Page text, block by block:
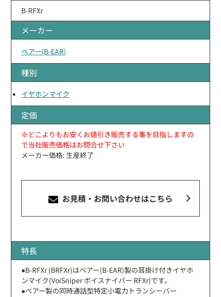
B-RFXr
メーカー
ベアー(B-EAR)
種別
イヤホンマイク
定価
※どこよりもお安くお値引き販売する事を目指しますの
で当社販売価格はお問合せ下さい
メーカー価格: 生産終了
お見積・お問い合わせはこちら
特長
●B-RFXr (BRFXr)はベアー(B-EAR)製の耳掛け付きイヤホ
ンマイク(VoiSniper ボイスナイパー RFXr)です。
●ベアー製の同時通話型特定小電力トランシーバー